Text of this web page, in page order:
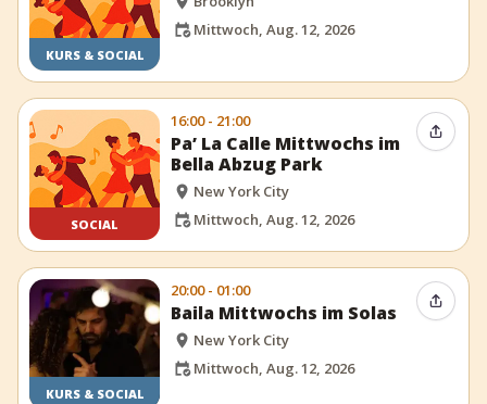
KURS & SOCIAL
Mittwoch, Aug. 12, 2026
SOCIAL
16:00 - 21:00
Pa’ La Calle Mittwochs im
Bella Abzug Park
New York City
Mittwoch, Aug. 12, 2026
Event
KURS & SOCIAL
20:00 - 01:00
Baila Mittwochs im Solas
New York City
Mittwoch, Aug. 12, 2026
Event